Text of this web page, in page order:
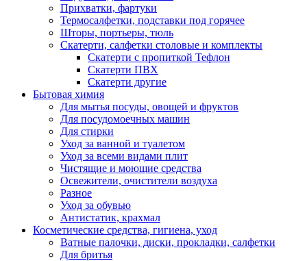
Прихватки, фартуки
Термосалфетки, подставки под горячее
Шторы, портьеры, тюль
Скатерти, салфетки столовые и комплекты
Скатерти с пропиткой Тефлон
Скатерти ПВХ
Скатерти другие
Бытовая химия
Для мытья посуды, овощей и фруктов
Для посудомоечных машин
Для стирки
Уход за ванной и туалетом
Уход за всеми видами плит
Чистящие и моющие средства
Освежители, очистители воздуха
Разное
Уход за обувью
Антистатик, крахмал
Косметические средства, гигиена, уход
Ватные палочки, диски, прокладки, салфетки
Для бритья